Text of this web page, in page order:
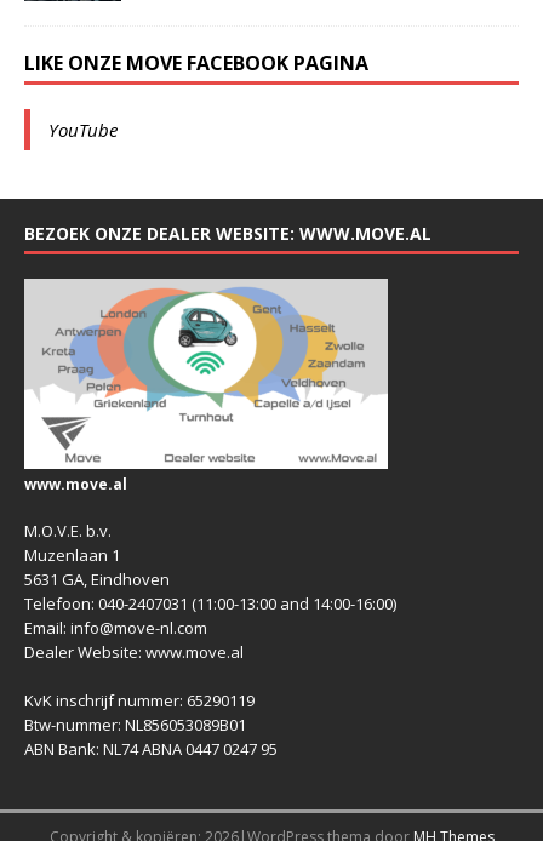
LIKE ONZE MOVE FACEBOOK PAGINA
YouTube
BEZOEK ONZE DEALER WEBSITE: WWW.MOVE.AL
www.move.al
M.O.V.E. b.v.
Muzenlaan 1
5631 GA, Eindhoven
Telefoon: 040-2407031 (11:00-13:00 and 14:00-16:00)
Email: info@move-nl.com
Dealer Website: www.move.al
KvK inschrijf nummer: 65290119
Btw-nummer: NL856053089B01
ABN Bank: NL74 ABNA 0447 0247 95
Copyright & kopiëren; 2026|WordPress thema door MH Themes